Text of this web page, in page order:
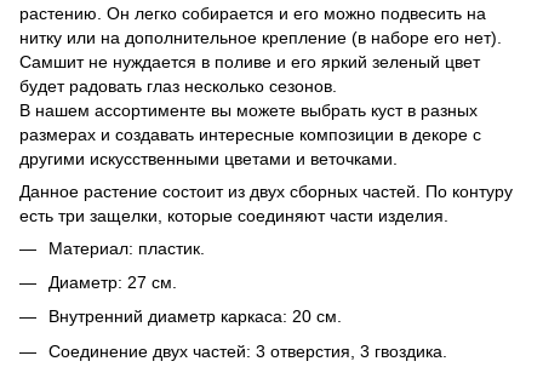
растению. Он легко собирается и его можно подвесить на
нитку или на дополнительное крепление (в наборе его нет).
Самшит не нуждается в поливе и его яркий зеленый цвет
будет радовать глаз несколько сезонов.
В нашем ассортименте вы можете выбрать куст в разных
размерах и создавать интересные композиции в декоре с
другими искусственными цветами и веточками.
Данное растение состоит из двух сборных частей. По контуру
есть три защелки, которые соединяют части изделия.
Материал: пластик.
Диаметр: 27 см.
Внутренний диаметр каркаса: 20 см.
Соединение двух частей: 3 отверстия, 3 гвоздика.